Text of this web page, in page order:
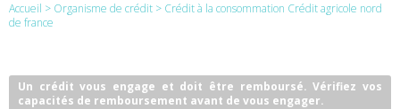
Accueil > Organisme de crédit > Crédit à la consommation Crédit agricole nord
de france
Un crédit vous engage et doit être remboursé. Vérifiez vos
capacités de remboursement avant de vous engager.